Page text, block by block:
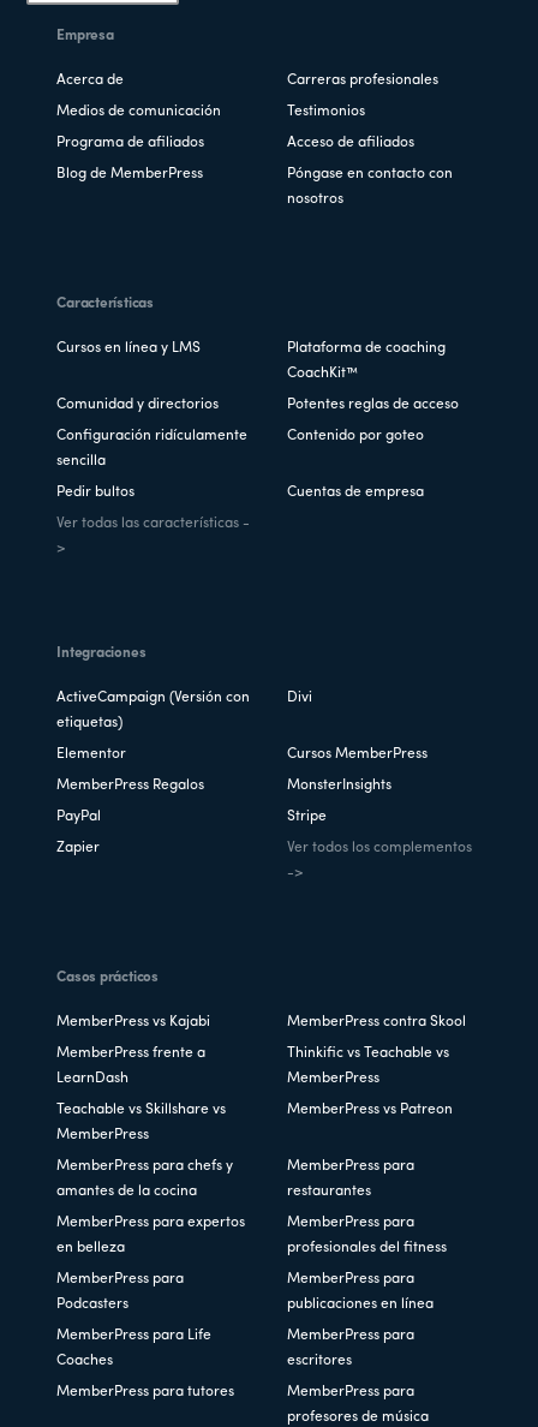
Empresa
Acerca de Carreras profesionales
Medios de comunicación Testimonios
Programa de afiliados Acceso de afiliados
Blog de MemberPress
Póngase en contacto con
nosotros
Características
Cursos en línea y LMS
Plataforma de coaching
CoachKit™
Comunidad y directorios Potentes reglas de acceso
Configuración ridículamente
sencilla
Contenido por goteo
Pedir bultos Cuentas de empresa
Ver todas las características -
>
Integraciones
ActiveCampaign (Versión con
etiquetas)
Divi
Elementor Cursos MemberPress
MemberPress Regalos MonsterInsights
PayPal Stripe
Zapier
Ver todos los complementos
->
Casos prácticos
MemberPress vs Kajabi MemberPress contra Skool
MemberPress frente a
LearnDash
Thinkific vs Teachable vs
MemberPress
Teachable vs Skillshare vs
MemberPress
MemberPress vs Patreon
MemberPress para chefs y
amantes de la cocina
MemberPress para
restaurantes
MemberPress para expertos
en belleza
MemberPress para
profesionales del fitness
MemberPress para
Podcasters
MemberPress para
publicaciones en línea
MemberPress para Life
Coaches
MemberPress para
escritores
MemberPress para tutores
MemberPress para
profesores de música